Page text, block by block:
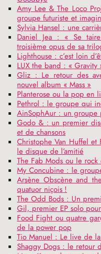
Amy Lee & The Loco
groupe futuriste et
Sylvia Hansel : une
Daniel Jea : « Se
troisième opus de sa
Lighthouse : c’est loin
LUX the band : « Gravity
Gliz : Le retour des
nouvel album « Mass »
Planterose ou la pop en
Pethrol : le groupe qui
AinSophAur : un
Godo & : un premier
et de chansons
Christophe Van Huffel et
le disque de l’amitié
The Fab Mods ou le rock
My Concubine : le
Arsène Obscène and
quatuor niçois !
The Odd Bods : Un
Gil, premier EP solo
Food Fight ou quatre
de la power pop
Tio Manuel : Le live de
Shaggy Dogs : le retour